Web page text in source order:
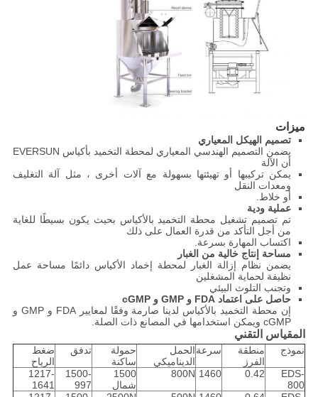
ميزات
تصميم الهيكل المعياري
يضمن التصميم الهندسي المعياري لمحطة التخميد بأكياس EVERSUN
أن الآلة
يمكن تركيبها أو تهيئتها بسهولة مع آلات أخرى ، مثل آلة التغليف
ومعدات النقل
أو خلاط.
عملية ودية
تم تصميم تشغيل محطة التخميد بالأكياس بحيث يكون بسيطًا للغاية
من أجل التأكد من قدرة العمال على ذلك
اكتساب المهارة بسرعة.
مساحة إنتاج خالية من الغبار
يضمن نظام إزالة الغبار لمحطة إخماد الأكياس دائمًا مساحة عمل
نظيفة لحماية المشغلين
وتجنب التلوث البيئي
حاصل على اعتماد FDA و GMP و cGMP
إن محطة التخميد بالأكياس لدينا صارمة وفقًا لمعايير FDA و GMP و
cGMP ويمكن استخدامها في المصانع ذات الصلة.
المقياس التقني
نموذج
منطقة
الفرز
سرعةالحمل
الديناميكي
حمولة
ساكنة
تدفق
ضغط
الرياح
EDS-
800
0.42
1460
800N
1500
شمال
1500-
997
1217-
1641